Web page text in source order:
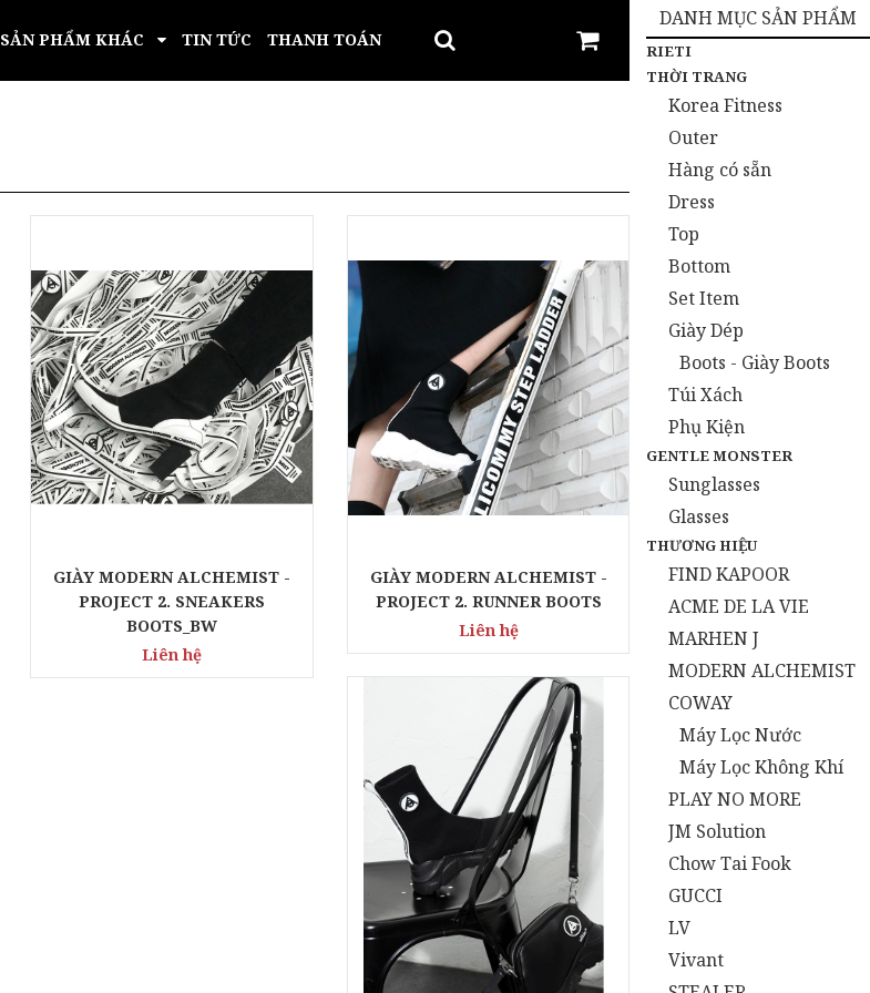
SẢN PHẨM KHÁC TIN TỨC THANH TOÁN
GIÀY MODERN ALCHEMIST -
PROJECT 2. SNEAKERS
BOOTS_BW
Liên hệ
GIÀY MODERN ALCHEMIST -
PROJECT 2. RUNNER BOOTS
Liên hệ
DANH MỤC SẢN PHẨM
RIETI
THỜI TRANG
Korea Fitness
Outer
Hàng có sẵn
Dress
Top
Bottom
Set Item
Giày Dép
Boots - Giày Boots
Túi Xách
Phụ Kiện
GENTLE MONSTER
Sunglasses
Glasses
THƯƠNG HIỆU
FIND KAPOOR
ACME DE LA VIE
MARHEN J
MODERN ALCHEMIST
COWAY
Máy Lọc Nước
Máy Lọc Không Khí
PLAY NO MORE
JM Solution
Chow Tai Fook
GUCCI
LV
Vivant